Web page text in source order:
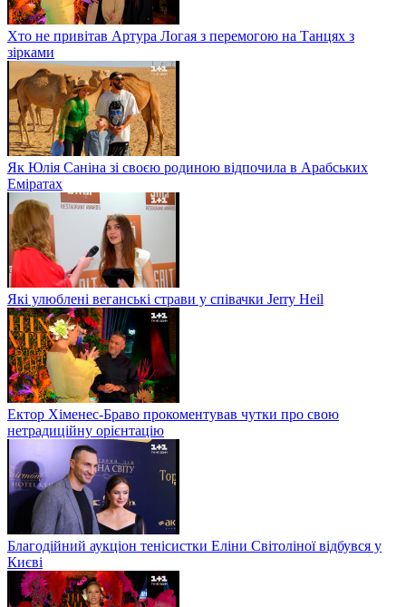
Хто не привітав Артура Логая з перемогою на Танцях з
зірками
Як Юлія Саніна зі своєю родиною відпочила в Арабських
Еміратах
Які улюблені веганські страви у співачки Jerry Heil
Ектор Хіменес-Браво прокоментував чутки про свою
нетрадиційну орієнтацію
Благодійний аукціон тенісистки Еліни Світоліної відбувся у
Києві